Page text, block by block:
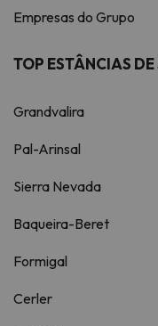
Empresas do Grupo
TOP ESTÂNCIAS DE
Grandvalira
Pal-Arinsal
Sierra Nevada
Baqueira-Beret
Formigal
Cerler